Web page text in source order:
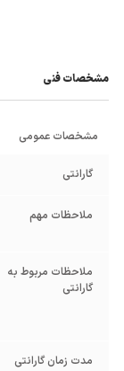
مشخصات فنی
مشخصات عمومی
گارانتی
ملاحظات مهم
ملاحظات مربوط به
گارانتی
مدت زمان گارانتی